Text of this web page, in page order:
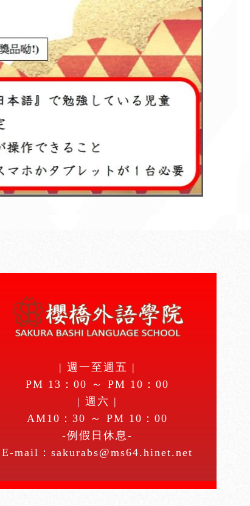
| 週一至週五 |
PM 13：00 ～ PM 10：00
| 週六 |
AM10：30 ～ PM 10：00
-例假日休息-
E-mail：sakurabs@ms64.hinet.net